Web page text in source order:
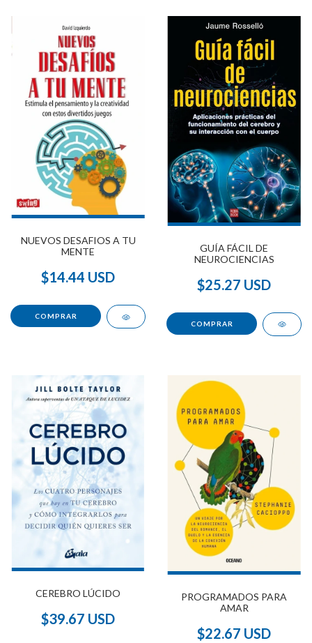
NUEVOS DESAFIOS A TU
MENTE
$14.44 USD
GUÍA FÁCIL DE
NEUROCIENCIAS
$25.27 USD
CEREBRO LÚCIDO
$39.67 USD
PROGRAMADOS PARA
AMAR
$22.67 USD